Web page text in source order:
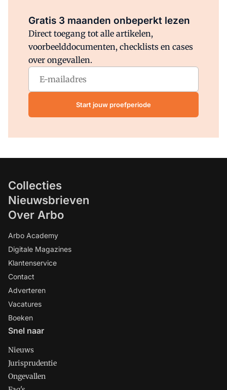
Gratis 3 maanden onbeperkt lezen
Direct toegang tot alle artikelen,
voorbeelddocumenten, checklists en cases
over ongevallen.
Start jouw proefperiode
Collecties
Nieuwsbrieven
Over Arbo
Arbo Academy
Digitale Magazines
Klantenservice
Contact
Adverteren
Vacatures
Boeken
Snel naar
Nieuws
Jurisprudentie
Ongevallen